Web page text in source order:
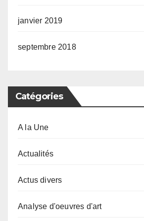
janvier 2019
septembre 2018
Catégories
A la Une
Actualités
Actus divers
Analyse d'oeuvres d'art